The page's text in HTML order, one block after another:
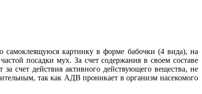
самоклеящуюся картинку в форме бабочки (4 вида), на
посадки мух. За счет содержания в своем составе
счет действия активного действующего вещества, не
так как АДВ проникает в организм насекомого